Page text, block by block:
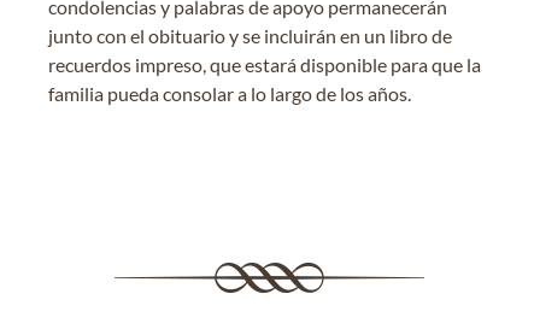
condolencias y palabras de apoyo permanecerán
junto con el obituario y se incluirán en un libro de
recuerdos impreso, que estará disponible para que la
familia pueda consolar a lo largo de los años.